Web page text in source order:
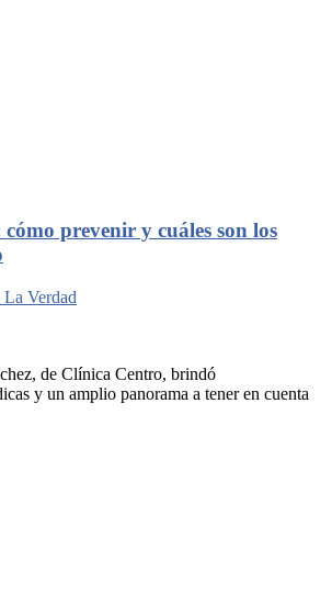
prevenir y cuáles son los
Verdad
de Clínica Centro, brindó
y un amplio panorama a tener en cuenta